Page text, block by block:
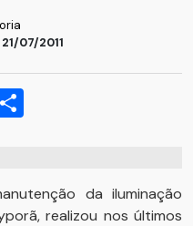
07/2011
da iluminação
realizou nos últimos